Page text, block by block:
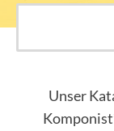
Unser